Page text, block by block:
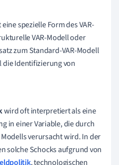
spezielle Form des VAR-
VAR-Modell oder
zum Standard-VAR-Modell
die Identifizierung von
wird oft interpretiert als eine
in einer Variable, die durch
verursacht wird. In der
solche Schocks aufgrund von
, technologischen